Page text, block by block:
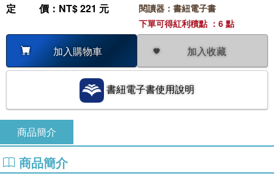
定價 ：NT$ 221 元
加入購物車 加入收藏
閱讀器：書紐電子書
下單可得紅利積點 ：6 點
書紐電子書使用說明
商品簡介
商品簡介